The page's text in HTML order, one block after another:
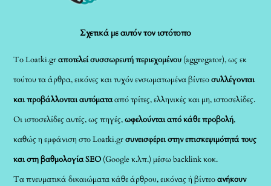
Σχετικά με αυτόν τον ιστότοπο
Το Loatki.grαποτελεί συσσωρευτή περιεχομένου (aggregator), ως εκ
τούτου τα άρθρα, εικόνες και τυχόν ενσωματωμένα βίντεοσυλλέγονται
και προβάλλονται αυτόματααπό τρίτες, ελληνικές και μη, ιστοσελίδες.
Οι ιστοσελίδες αυτές, ως πηγές,ωφελούνται από κάθε προβολή,
καθώς η εμφάνιση στο Loatki.grσυνεισφέρει στην επισκεψιμότητά τους
και στη βαθμολογία SEO (Google κ.λπ.) μέσω backlink κοκ.
Τα πνευματικά δικαιώματα κάθε άρθρου, εικόνας ή βίντεοανήκουν